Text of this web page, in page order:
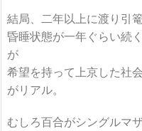
結局、二年以上に渡り引
昏睡状態が一年ぐらい続
が
希望を持って上京した社
がリアル。
むしろ百合がシングルマ